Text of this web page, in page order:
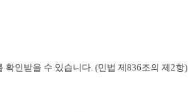
인받을 수 있습니다. (민법 제836조의 제2항)